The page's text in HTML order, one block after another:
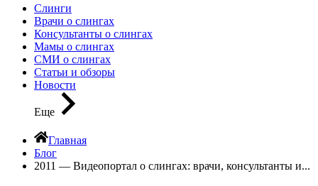
Слинги
Врачи о слингах
Консультанты о слингах
Мамы о слингах
СМИ о слингах
Статьи и обзоры
Новости
Еще
Главная
Блог
2011 — Видеопортал о слингах: врачи, консультанты и...